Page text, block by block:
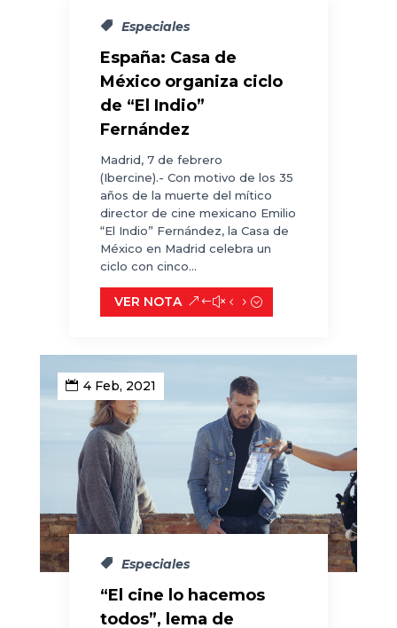
Especiales
España: Casa de
México organiza ciclo
de “El Indio”
Fernández
Madrid, 7 de febrero
(Ibercine).- Con motivo de los 35
años de la muerte del mítico
director de cine mexicano Emilio
“El Indio” Fernández, la Casa de
México en Madrid celebra un
ciclo con cinco...
VER NOTA
4 Feb, 2021
Especiales
“El cine lo hacemos
todos”, lema de